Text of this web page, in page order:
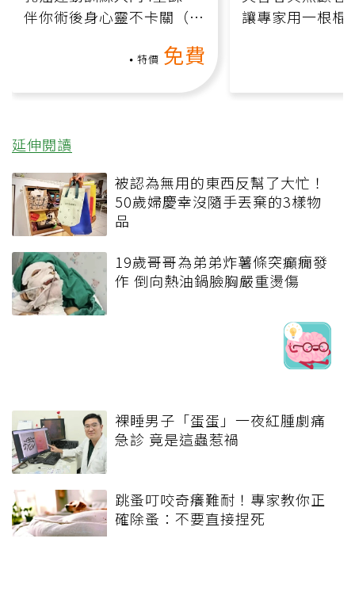
乳癌運動訓練入門4堂課 -
伴你術後身心靈不卡關（線
上影音課）
免費
影片課程
讓專家用一根棍
何逆轉退化大腦
課）
影片課程
被認為無用的東西反幫了大忙！
50歲婦慶幸沒隨手丟棄的3樣物
19歲哥哥為弟弟炸薯條突癲癇發
作 倒向熱油鍋臉胸嚴重燙傷